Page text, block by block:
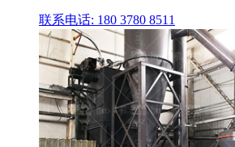
联系电话: 180 3780 8511